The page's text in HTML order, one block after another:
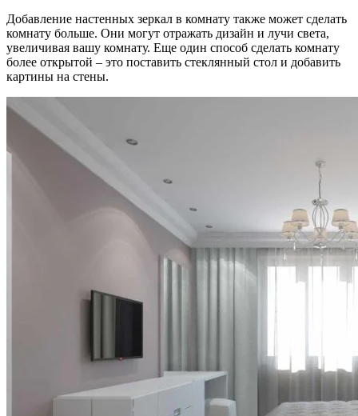
Добавление настенных зеркал в комнату также может сделать
комнату больше. Они могут отражать дизайн и лучи света,
увеличивая вашу комнату. Еще один способ сделать комнату
более открытой – это поставить стеклянный стол и добавить
картины на стены.